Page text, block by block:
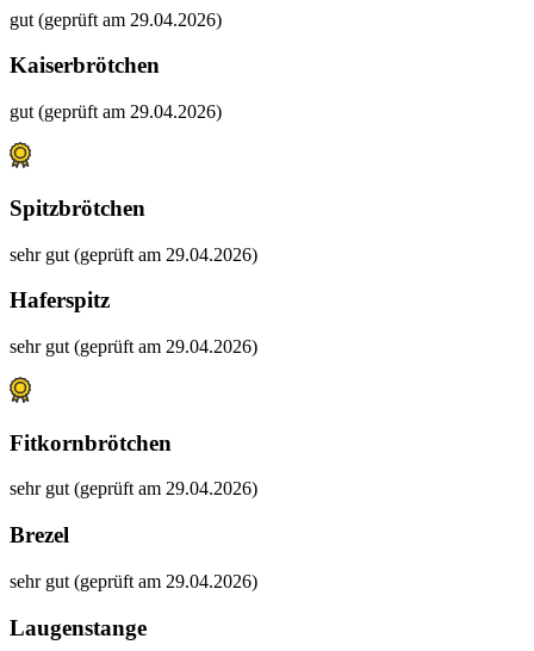
gut (geprüft am 29.04.2026)
Kaiserbrötchen
gut (geprüft am 29.04.2026)
Spitzbrötchen
sehr gut (geprüft am 29.04.2026)
Haferspitz
sehr gut (geprüft am 29.04.2026)
Fitkornbrötchen
sehr gut (geprüft am 29.04.2026)
Brezel
sehr gut (geprüft am 29.04.2026)
Laugenstange